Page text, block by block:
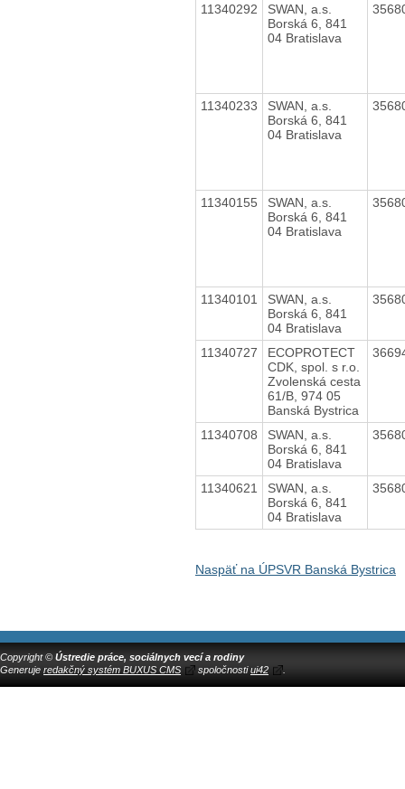
11340292
SWAN, a.s.
Borská 6, 841
04 Bratislava
11340233
SWAN, a.s.
Borská 6, 841
04 Bratislava
11340155
SWAN, a.s.
Borská 6, 841
04 Bratislava
11340101
SWAN, a.s.
Borská 6, 841
04 Bratislava
11340727
ECOPROTECT
CDK, spol. s r.o.
Zvolenská cesta
61/B, 974 05
Banská Bystrica
11340708
SWAN, a.s.
Borská 6, 841
04 Bratislava
11340621
SWAN, a.s.
Borská 6, 841
04 Bratislava
Naspäť na ÚPSVR Banská Bystrica
Copyright © Ústredie práce, sociálnych vecí a rodiny
Generuje redakčný systém BUXUS CMS spoločnostiui42